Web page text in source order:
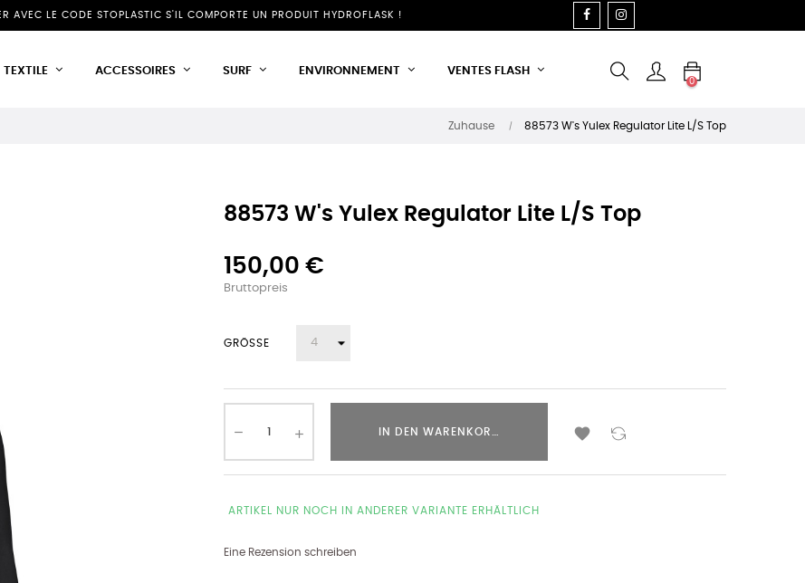
AVEC LE CODE STOPLASTIC S'IL COMPORTE UN PRODUIT HYDROFLASK ! FACEBOOK
TEXTILE ACCESSOIRES SURF ENVIRONNEMENT VENTES FLASH
0
Zuhause 88573 W's Yulex Regulator Lite L/S Top
88573 W's Yulex Regulator Lite L/S Top
150,00 €
Bruttopreis
GRÖSSE
IN DEN WARENKORB LEGEN 
ARTIKEL NUR NOCH IN ANDERER VARIANTE ERHÄLTLICH
Eine Rezension schreiben